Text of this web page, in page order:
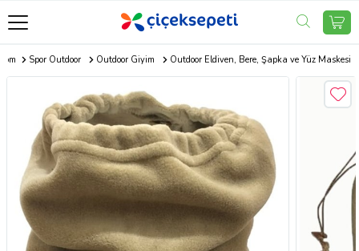
Spor Outdoor Outdoor Giyim Outdoor Eldiven, Bere, Şapka ve Yüz Maskesi